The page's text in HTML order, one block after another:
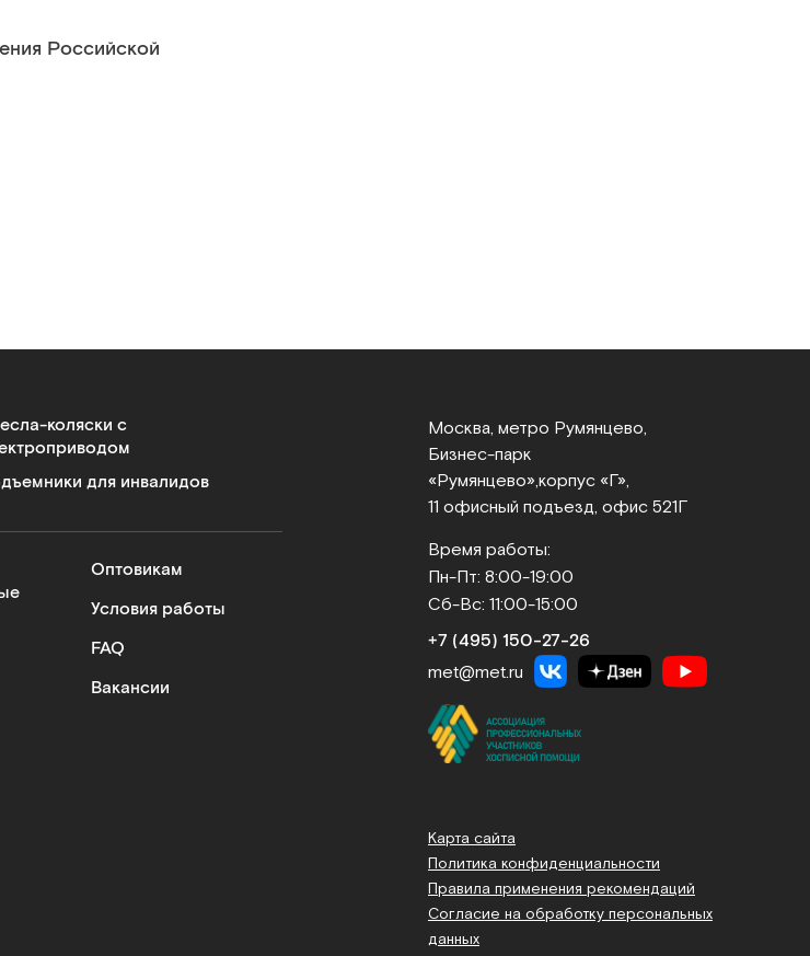
Российской
коляски с
для инвалидов
Оптовикам
Условия работы
FAQ
Вакансии
Москва, метро Румянцево,
Бизнес‑парк
«Румянцево», корпус «Г»,
11 офисный подъезд, офис 521Г
Время работы:
Пн-Пт: 8:00-19:00
Сб-Вс: 11:00-15:00
+7 (495) 150‑27‑26
met@met.ru
Карта сайта
Политика конфиденциальности
Правила применения рекомендаций
Согласие на обработку персональных
данных